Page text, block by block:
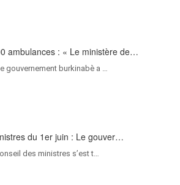
ambulances : « Le ministère de…
gouvernement burkinabè a …
du 1er juin : Le gouver…
des ministres s’est t…